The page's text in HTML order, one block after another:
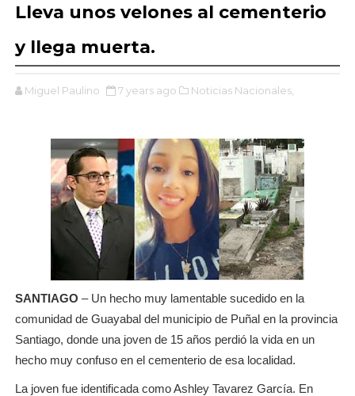
Lleva unos velones al cementerio
y llega muerta.
Miguel Paulino 7 years ago Noticias Nacionales,
SANTIAGO – Un hecho muy lamentable sucedido en la
comunidad de Guayabal del municipio de Puñal en la provincia
Santiago, donde una joven de 15 años perdió la vida en un
hecho muy confuso en el cementerio de esa localidad.
La joven fue identificada como Ashley Tavarez García. En